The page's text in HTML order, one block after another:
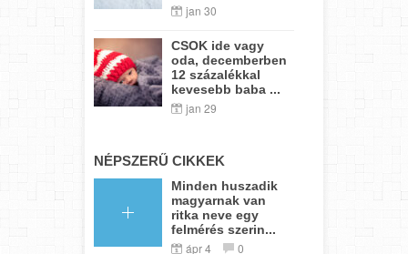
jan 30
CSOK ide vagy
oda, decemberben
12 százalékkal
kevesebb baba ...
jan 29
NÉPSZERŰ CIKKEK
Minden huszadik
magyarnak van
ritka neve egy
felmérés szerin...
ápr 4 0